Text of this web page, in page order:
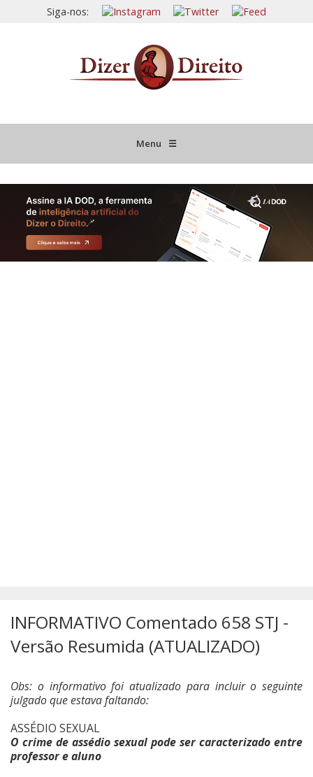
Siga-nos:
Menu ☰
JURISPRUDÊNCIA COMENTADA
INFORMATIVOS COMENTADOS
INFORMATIVO Comentado 658 STJ -
Versão Resumida (ATUALIZADO)
Obs: o informativo foi atualizado para incluir o seguinte
julgado que estava faltando:
ASSÉDIO SEXUAL
O crime de assédio sexual pode ser caracterizado entre
professor e aluno